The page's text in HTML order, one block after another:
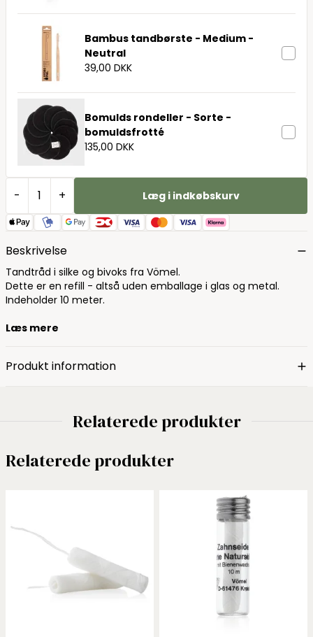
Bambus tandbørste - Medium -
Neutral
39,00 DKK
Bomulds rondeller - Sorte -
bomuldsfrotté
135,00 DKK
- + Læg i indkøbskurv
Beskrivelse
Tandtråd i silke og bivoks fra Vömel.
Dette er en refill - altså uden emballage i glas og metal.
Indeholder 10 meter.
Læs mere
Produkt information
Relaterede produkter
Relaterede produkter